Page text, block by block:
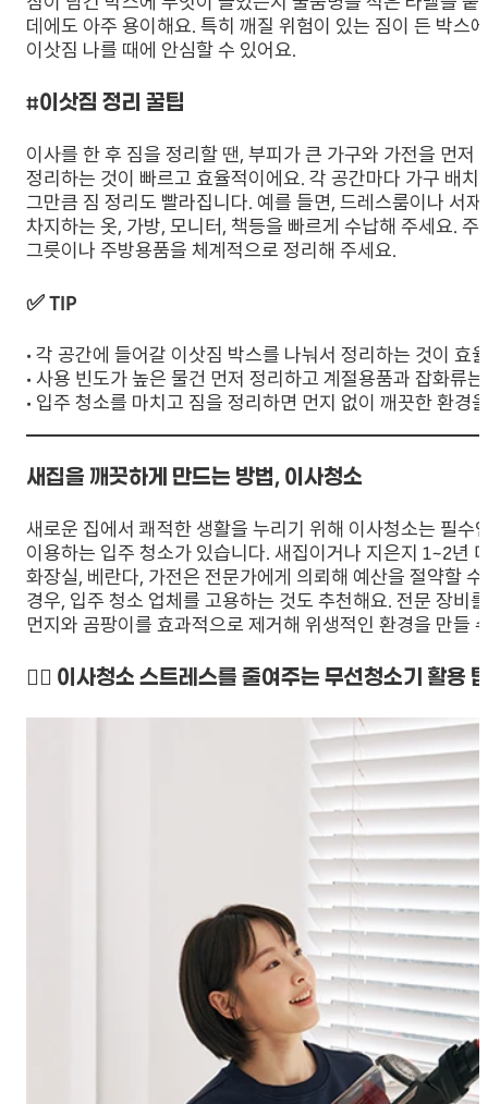
데에도 아주 용이해요. 특히 깨질 위험이 있는 짐이 든 박스
이삿짐 나를 때에 안심할 수 있어요.
#이삿짐 정리 꿀팁
이사를 한 후 짐을 정리할 땐, 부피가 큰 가구와 가전을 먼
정리하는 것이 빠르고 효율적이에요. 각 공간마다 가구 배
그만큼 짐 정리도 빨라집니다. 예를 들면, 드레스룸이나 서
차지하는 옷, 가방, 모니터, 책등을 빠르게 수납해 주세요.
그릇이나 주방용품을 체계적으로 정리해 주세요.
✅ TIP
• 각 공간에 들어갈 이삿짐 박스를 나눠서 정리하는 것이 효
• 사용 빈도가 높은 물건 먼저 정리하고 계절용품과 잡화류
• 입주 청소를 마치고 짐을 정리하면 먼지 없이 깨끗한 환경
새집을 깨끗하게 만드는 방법, 이사청소
새로운 집에서 쾌적한 생활을 누리기 위해 이사청소는 필
이용하는 입주 청소가 있습니다. 새집이거나 지은지 1~2년
화장실, 베란다, 가전은 전문가에게 의뢰해 예산을 절약할
경우, 입주 청소 업체를 고용하는 것도 추천해요. 전문 장비
먼지와 곰팡이를 효과적으로 제거해 위생적인 환경을 만들
👉🏻 이사청소 스트레스를 줄여주는 무선청소기 활용